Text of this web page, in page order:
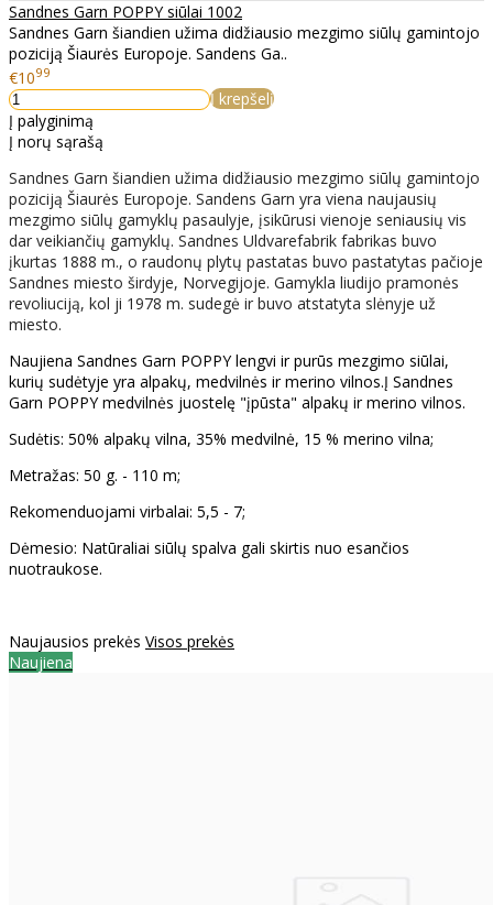
Sandnes Garn POPPY siūlai 1002
Sandnes Garn šiandien užima didžiausio mezgimo siūlų gamintojo
poziciją Šiaurės Europoje. Sandens Ga..
€1099
Į krepšelį
Į palyginimą
Į norų sąrašą
Sandnes Garn šiandien užima didžiausio mezgimo siūlų gamintojo
poziciją Šiaurės Europoje. Sandens Garn yra viena naujausių
mezgimo siūlų gamyklų pasaulyje, įsikūrusi vienoje seniausių vis
dar veikiančių gamyklų. Sandnes Uldvarefabrik fabrikas buvo
įkurtas 1888 m., o raudonų plytų pastatas buvo pastatytas pačioje
Sandnes miesto širdyje, Norvegijoje. Gamykla liudijo pramonės
revoliuciją, kol ji 1978 m. sudegė ir buvo atstatyta slėnyje už
miesto.
Naujiena Sandnes Garn POPPY lengvi ir purūs mezgimo siūlai,
kurių sudėtyje yra alpakų, medvilnės ir merino vilnos.Į Sandnes
Garn POPPY medvilnės juostelę "įpūsta" alpakų ir merino vilnos.
Sudėtis: 50% alpakų vilna, 35% medvilnė, 15 % merino vilna;
Metražas: 50 g. - 110 m;
Rekomenduojami virbalai: 5,5 - 7;
Dėmesio: Natūraliai siūlų spalva gali skirtis nuo esančios
nuotraukose.
Naujausios prekės Visos prekės
Naujiena